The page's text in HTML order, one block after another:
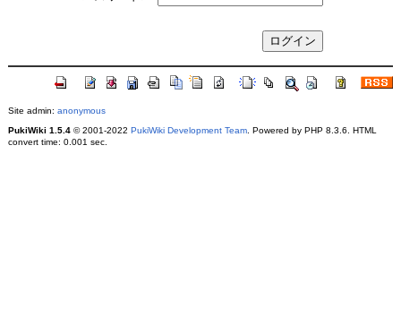
Site admin: anonymous
PukiWiki 1.5.4© 2001-2022 PukiWiki Development Team. Powered by PHP 8.3.6. HTML
convert time: 0.001 sec.